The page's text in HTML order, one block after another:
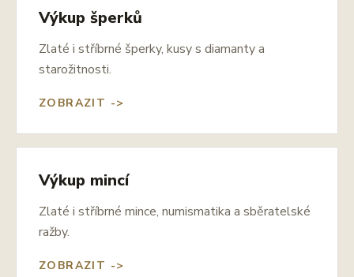
Výkup šperků
Zlaté i stříbrné šperky, kusy s diamanty a
starožitnosti.
ZOBRAZIT ->
Výkup mincí
Zlaté i stříbrné mince, numismatika a sběratelské
ražby.
ZOBRAZIT ->